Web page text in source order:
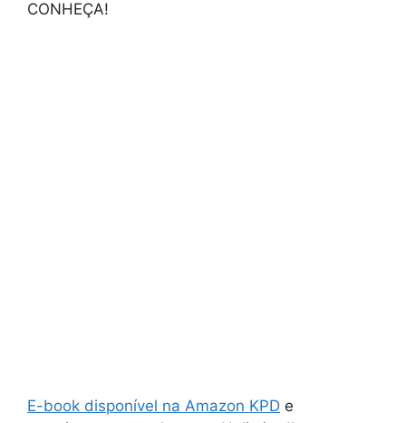
CONHEÇA!
E-book disponível na Amazon KPD e